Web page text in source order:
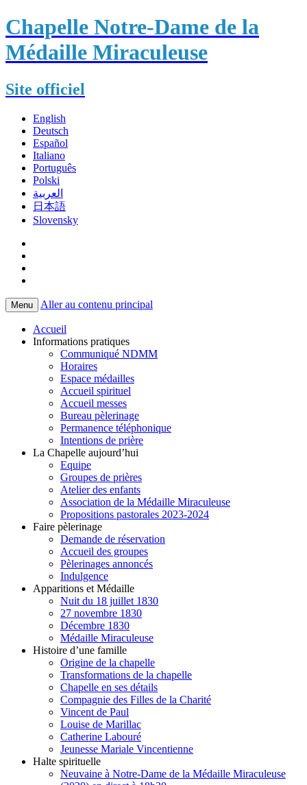
Chapelle Notre-Dame de la
Médaille Miraculeuse
Site officiel
English
Deutsch
Español
Italiano
Português
Polski
العربية
日本語
Slovensky
Menu Aller au contenu principal
Accueil
Informations pratiques
Communiqué NDMM
Horaires
Espace médailles
Accueil spirituel
Accueil messes
Bureau pèlerinage
Permanence téléphonique
Intentions de prière
La Chapelle aujourd’hui
Equipe
Groupes de prières
Atelier des enfants
Association de la Médaille Miraculeuse
Propositions pastorales 2023-2024
Faire pèlerinage
Demande de réservation
Accueil des groupes
Pèlerinages annoncés
Indulgence
Apparitions et Médaille
Nuit du 18 juillet 1830
27 novembre 1830
Décembre 1830
Médaille Miraculeuse
Histoire d’une famille
Origine de la chapelle
Transformations de la chapelle
Chapelle en ses détails
Compagnie des Filles de la Charité
Vincent de Paul
Louise de Marillac
Catherine Labouré
Jeunesse Mariale Vincentienne
Halte spirituelle
Neuvaine à Notre-Dame de la Médaille Miraculeuse